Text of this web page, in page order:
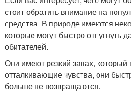
стоит обратить внимание на
средства. В природе имеются
которые могут быстро отпугнуть
обитателей.
Они имеют резкий запах, который
отталкивающие чувства, они
больше не возвращаются.